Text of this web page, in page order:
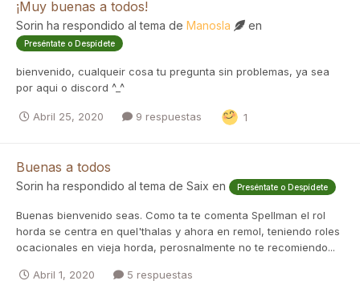
¡Muy buenas a todos!
Sorin ha respondido al tema de Manosla en
Preséntate o Despídete
bienvenido, cualqueir cosa tu pregunta sin problemas, ya sea
por aqui o discord ^_^
Abril 25, 2020 9 respuestas 1
Buenas a todos
Sorin ha respondido al tema de Saix en Preséntate o Despídete
Buenas bienvenido seas. Como ta te comenta Spellman el rol
horda se centra en quel'thalas y ahora en remol, teniendo roles
ocacionales en vieja horda, perosnalmente no te recomiendo...
Abril 1, 2020 5 respuestas